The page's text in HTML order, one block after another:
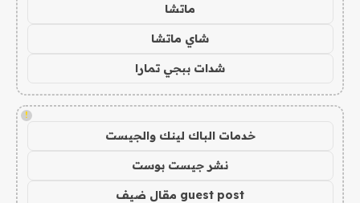
ماتشا
شاي ماتشا
شدات ببجي تمارا
!
خدمات الباك لينك والجيست
نشر جيست بوست
guest post مقال ضيف